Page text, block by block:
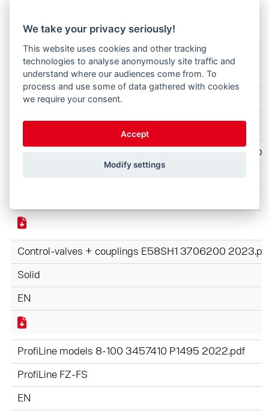
CompactLine FC+ E58FC+ 2025.pdf
CompactLine FC
EN
Control-valves + couplings E58SH1 3706200
Control-valves + couplings E58SH1 3706200
Solid
EN
ProfiLine models 8-100 3457410 P1495 2022.pdf
ProfiLine FZ-FS
EN
We take your privacy seriously!
This website uses cookies and other tracking
technologies to analyse anonymously site traffic and
understand where our audiences come from. To
process and use some of data gathered with cookies
we require your consent.
Accept
Modify settings